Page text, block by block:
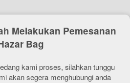
Melakukan Pemesanan
Bag
kami proses, silahkan tunggu
akan segera menghubungi anda